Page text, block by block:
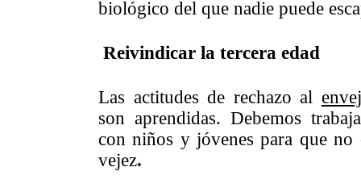
biológico del que nadie puede
Reivindicar la tercera edad
Las actitudes de rechazo al
son aprendidas. Debemos
con niños y jóvenes para que no
vejez.